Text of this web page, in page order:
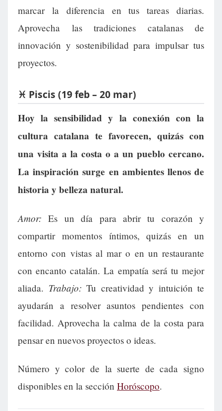
marcar la diferencia en tus tareas diarias.
Aprovecha las tradiciones catalanas de
innovación y sostenibilidad para impulsar tus
proyectos.
♓ Piscis (19 feb – 20 mar)
Hoy la sensibilidad y la conexión con la
cultura catalana te favorecen, quizás con
una visita a la costa o a un pueblo cercano.
La inspiración surge en ambientes llenos de
historia y belleza natural.
Amor: Es un día para abrir tu corazón y
compartir momentos íntimos, quizás en un
entorno con vistas al mar o en un restaurante
con encanto catalán. La empatía será tu mejor
aliada. Trabajo: Tu creatividad y intuición te
ayudarán a resolver asuntos pendientes con
facilidad. Aprovecha la calma de la costa para
pensar en nuevos proyectos o ideas.
Número y color de la suerte de cada signo
disponibles en la sección Horóscopo.